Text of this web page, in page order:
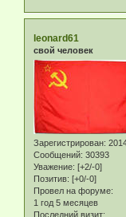
leonard61
свой человек
Зарегистрирован:
Сообщений: 30393
Уважение: [+2/-0]
Позитив: [+0/-0]
Провел на форуме:
1 год 5 месяцев
Последний визит: